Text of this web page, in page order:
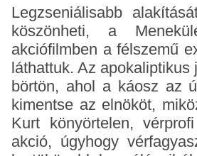
Legzseniálisabb
köszönheti, a
akciófilmben a félszemű
láthattuk. Az
börtön, ahol a káosz az
kimentse az elnököt,
Kurt könyörtelen,
akció, úgyhogy